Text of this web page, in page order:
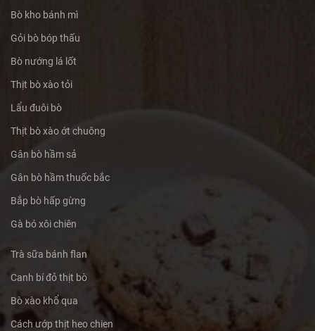
Bò kho bánh mì
Gỏi bò bóp thấu
Bò nướng lá lốt
Thịt bò xào tỏi
Lẩu đuôi bò
Thịt bò xào ớt chuông
Gân bò hầm sả
Gân bò hầm thuốc bắc
Bắp bò hấp gừng
Gà bó xôi chiên
Trà sữa bánh flan
Canh bí đỏ thịt bò
Bò xào khổ qua
Cách ướp thịt heo chien